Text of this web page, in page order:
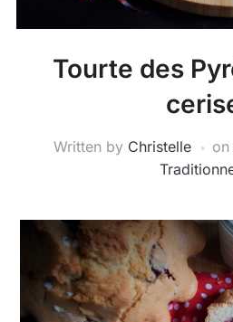
Tourte des
Written by Christelle on